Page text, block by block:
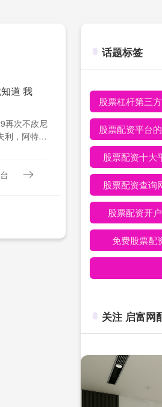
道 我
再次不敌尼
利，阿特金
话题标签
股票杠杆第三
股票配资平台
股票配资十大
股票配资查询
股票配资开
免费股票配
关注 启富网